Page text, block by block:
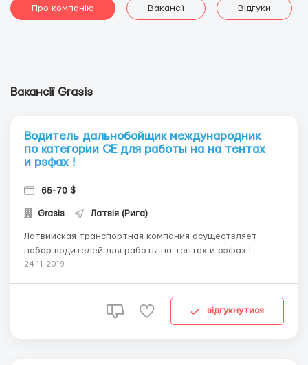
Про компанію Вакансії Відгуки
Вакансії Grasis
Водитель дальнобойщик международник
по категории СЕ для работы на на тентах
и рэфах !
65-70 $
Grasis Латвія (Рига)
Латвийская транспортная компания осуществляет
набор водителей для работы на тентах и рэфах !
Требования: • возраст не старше 55 лет • категория С
24-11-2019
відгукнутися